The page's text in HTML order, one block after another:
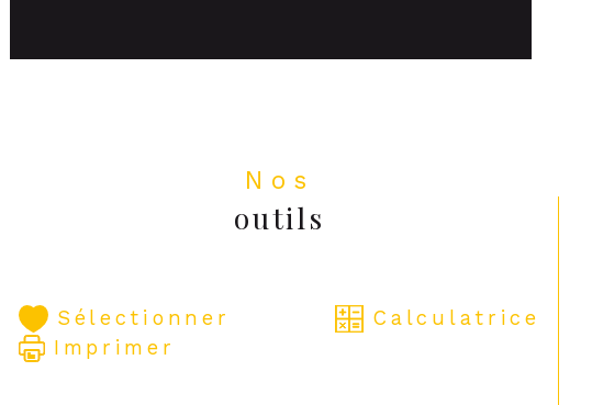
Nos
outils
Sélectionner
Calculatrice
Imprimer